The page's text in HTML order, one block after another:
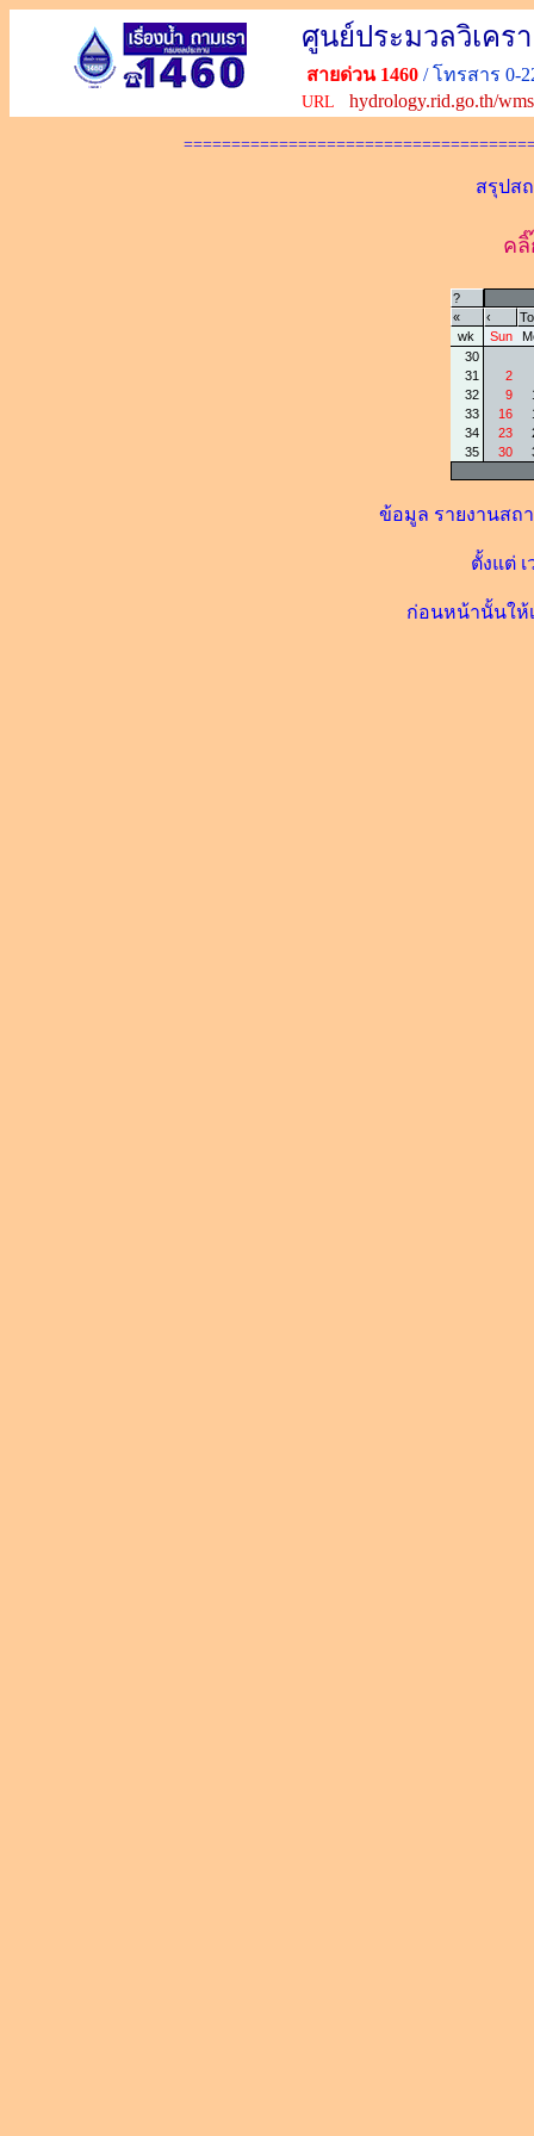
ศูนย์ประมวลวิเค
สายด่วน 1460 / โทรสาร 0-
URL hydrology.rid.go.th/
สรุปส
คลิ๊
?
«
‹
wk
Sun
30
31
2
32
9
33
16
34
23
35
30
ข้อมูล รายงานสถ
ตั้งแต่
ก่อนหน้านั้นให้